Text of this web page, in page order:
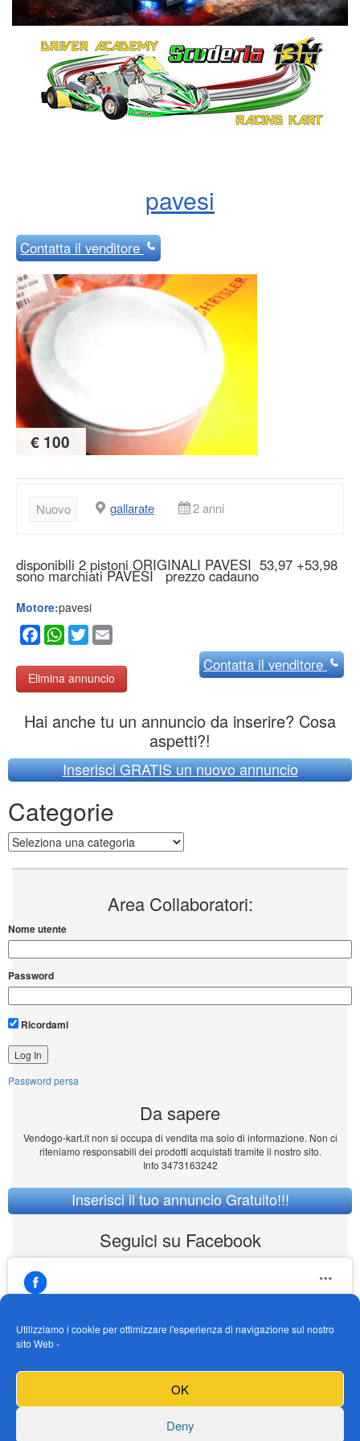
Utilizziamo i cookie per ottimizzare l'esperienza di navigazione sul nostro
sito Web -
OK
Deny
pavesi
Contattail venditore
€ 100
Nuovo gallarate 2 anni
disponibili 2 pistoni ORIGINALI PAVESI 53,97 +53,98
sono marchiati PAVESI prezzo cadauno
Motore:pavesi
Facebook
WhatsApp
Twitter
Elimina annuncio
Contattail venditore
Hai anche tu un annuncio da inserire? Cosa
aspetti?!
Inserisci GRATIS un nuovo annuncio
Categorie
Categorie
Area Collaboratori:
Nome utente
Password
Ricordami
Password persa
Da sapere
Vendogo-kart.it non si occupa di vendita ma solo di informazione. Non ci
riteniamo responsabili dei prodotti acquistati tramite il nostro sito.
Info 3473163242
Inserisci il tuo annuncio Gratuito!!!
Seguici su Facebook
https://www.facebook.com/Vendogokartit/
Fai clic per accettare i cookie marketing e
abilitare questo contenuto